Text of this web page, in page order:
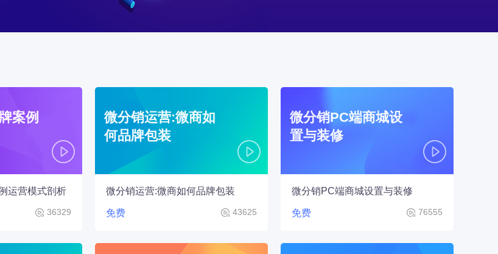
案例
运营模式剖析
36329
微分销运营:微商如
何品牌包装
微分销运营:微商如何品牌包装
免费 43625
微分销PC端商城设
置与装修
微分销PC端商城设置与装修
免费 76555